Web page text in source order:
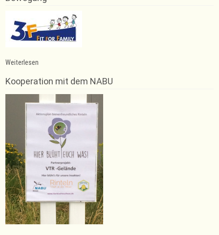
Weiterlesen
für
Doppel
Winter/
Kirstein
der
Bezirksmeisterschaft
Kooperation mit dem NABU